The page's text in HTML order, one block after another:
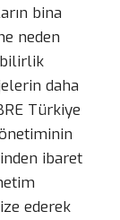
bina
neden
daha
Türkiye
ibaret
ederek